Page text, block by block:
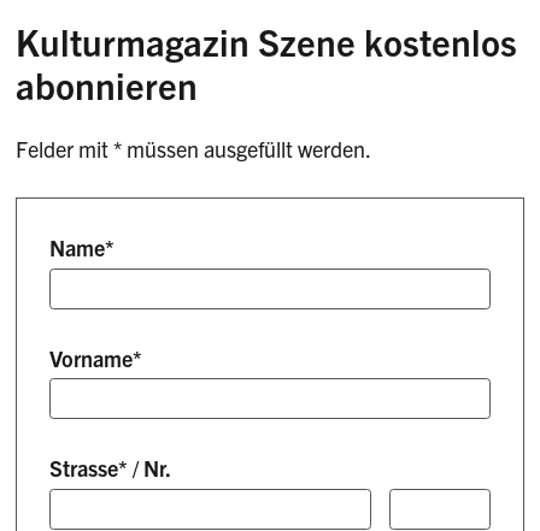
Kulturmagazin Szene kostenlos
abonnieren
Felder mit * müssen ausgefüllt werden.
Name*
Vorname*
Strasse* /Nr.